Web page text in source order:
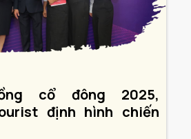
cổ đông 2025,
định hình chiến